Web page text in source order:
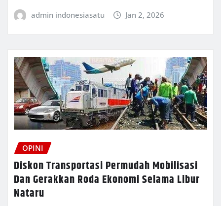
admin indonesiasatu Jan 2, 2026
OPINI
Diskon Transportasi Permudah Mobilisasi
Dan Gerakkan Roda Ekonomi Selama Libur
Nataru